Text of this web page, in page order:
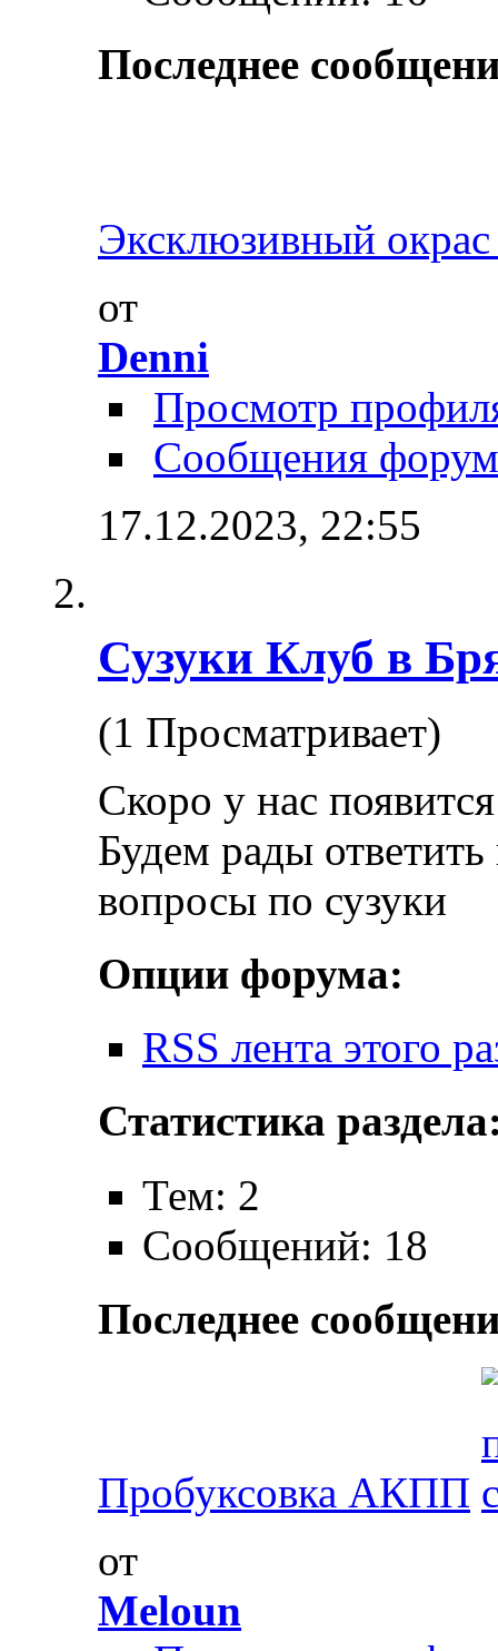
Последнее
Эксклюзивный
от
Denni
Просмотр
Сообщения
17.12.2023, 22:55
Сузуки Клуб в
(1 Просматривает)
Скоро у нас
Будем рады
вопросы по сузуки
Опции форума:
RSS лента этого
Статистика
Тем: 2
Сообщений: 18
Последнее
Пробуксовка АКПП
от
Meloun